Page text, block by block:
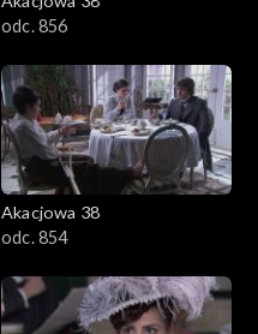
odc. 856
Akacjowa 38
odc. 854